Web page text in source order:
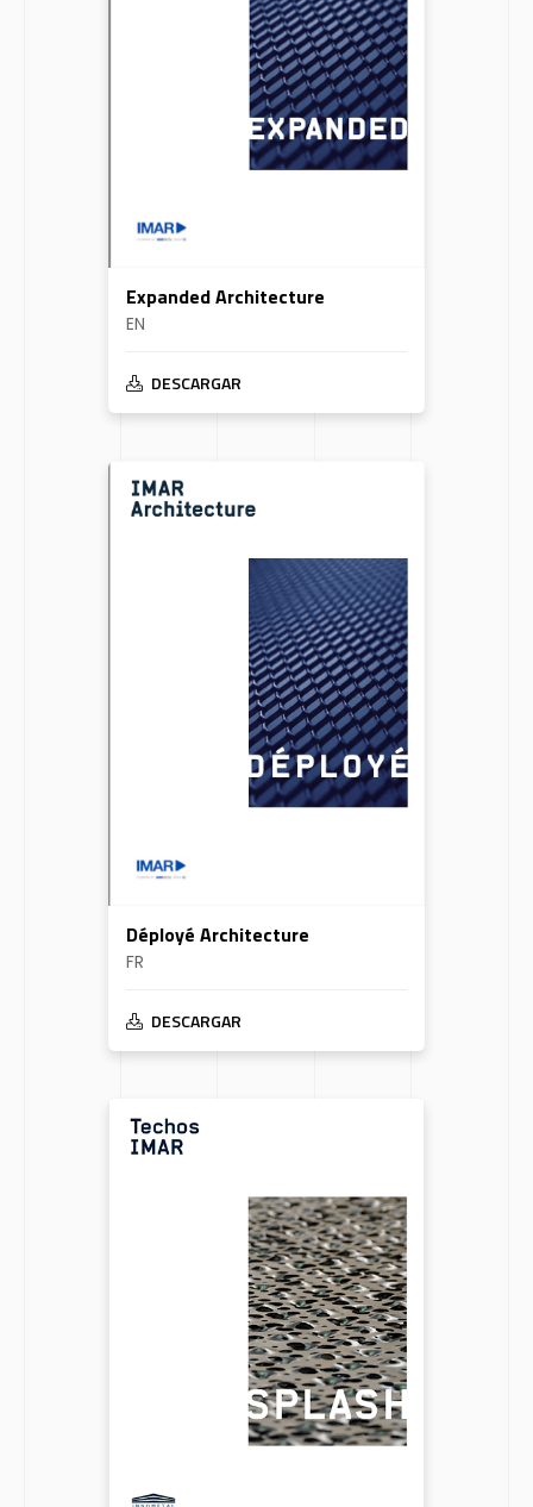
Expanded Architecture
EN
DESCARGAR
Déployé Architecture
FR
DESCARGAR